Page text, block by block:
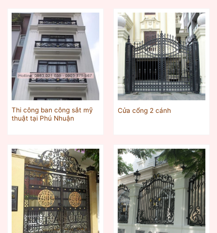
Thi công ban công sắt mỹ
thuật tại Phú Nhuận
Cửa cổng 2 cánh